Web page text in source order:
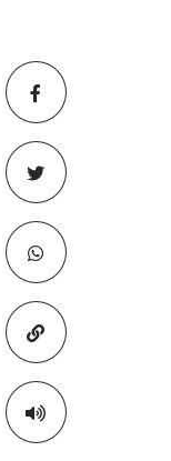
Copiar para